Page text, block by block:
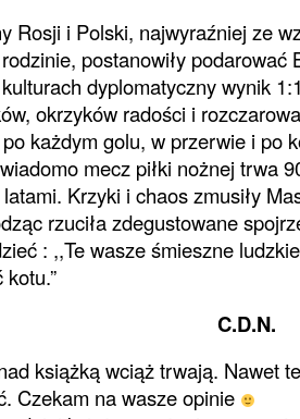
Rosji i Polski, najwyraźniej ze
postanowiły
dyplomatyczny wynik
okrzyków radości i
każdym golu, w przerwie i po
mecz piłki nożnej trwa
Krzyki i chaos zmusiły
rzuciła zdegustowane
: ,,Te wasze śmieszne
kotu.”
C.D.N.
książką wciąż trwają. Nawet
Czekam na wasze opinie